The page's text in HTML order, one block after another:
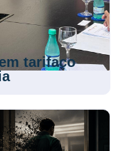
tarifaço